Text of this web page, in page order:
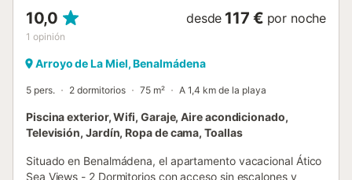
10,0
1 opinión
desde 117 € por noche
Arroyo de La Miel, Benalmádena
5 pers. 2 dormitorios 75 m² A 1,4 km de la playa
Piscina exterior, Wifi, Garaje, Aire acondicionado,
Televisión, Jardín, Ropa de cama, Toallas
Situado en Benalmádena, el apartamento vacacional Ático
Sea Views - 2 Dormitorios con acceso sin escalones y